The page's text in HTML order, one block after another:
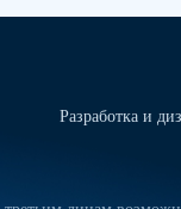
Разработка и